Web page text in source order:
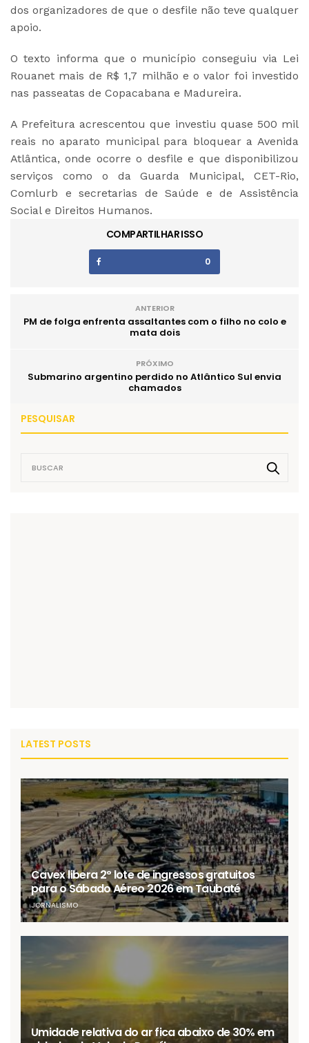
dos organizadores de que o desfile não teve qualquer
apoio.
O texto informa que o município conseguiu via Lei
Rouanet mais de R$ 1,7 milhão e o valor foi investido
nas passeatas de Copacabana e Madureira.
A Prefeitura acrescentou que investiu quase 500 mil
reais no aparato municipal para bloquear a Avenida
Atlântica, onde ocorre o desfile e que disponibilizou
serviços como o da Guarda Municipal, CET-Rio,
Comlurb e secretarias de Saúde e de Assistência
Social e Direitos Humanos.
COMPARTILHAR ISSO
0
ANTERIOR
PM de folga enfrenta assaltantes com o filho no colo e
mata dois
PRÓXIMO
Submarino argentino perdido no Atlântico Sul envia
chamados
PESQUISAR
LATEST POSTS
Cavex libera 2º lote de ingressos gratuitos
para o Sábado Aéreo 2026 em Taubaté
JORNALISMO
Umidade relativa do ar fica abaixo de 30% em